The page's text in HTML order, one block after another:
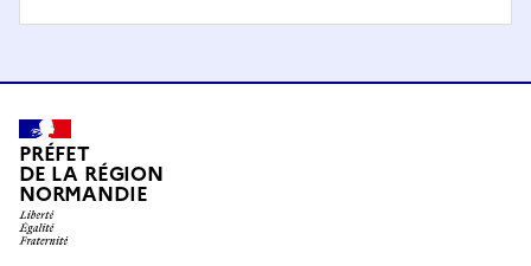
PRÉFET
DE LA RÉGION
NORMANDIE